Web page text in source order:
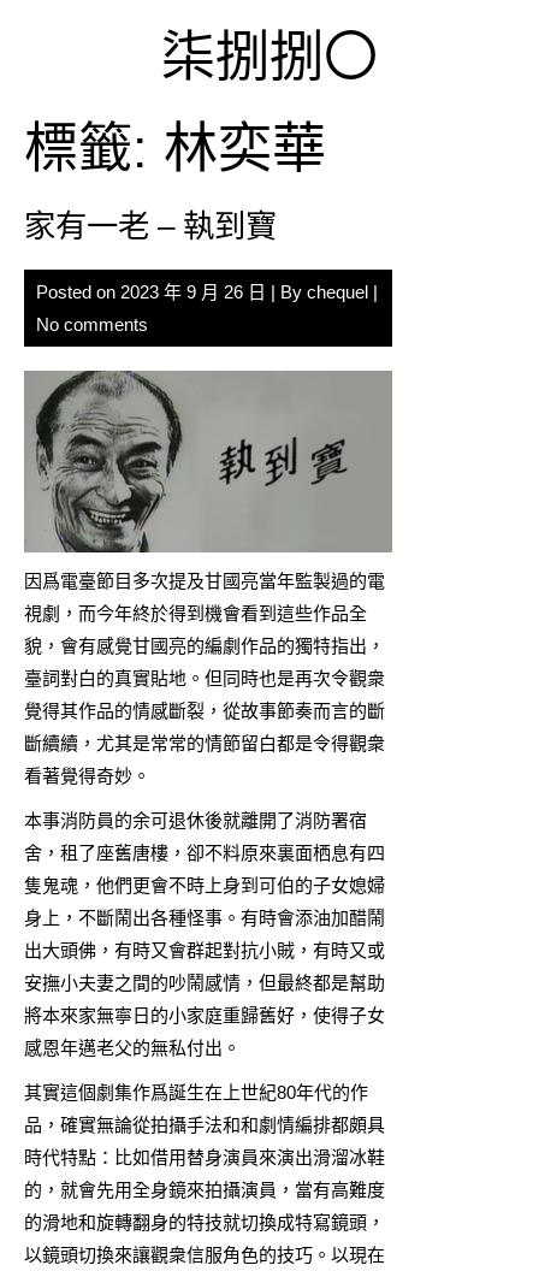
柒捌捌〇
標籤: 林奕華
家有一老 – 執到寶
Posted on 2023 年 9 月 26 日 | By chequel |
No comments
因爲電臺節目多次提及甘國亮當年監製過的電
視劇，而今年終於得到機會看到這些作品全
貌，會有感覺甘國亮的編劇作品的獨特指出，
臺詞對白的真實貼地。但同時也是再次令觀衆
覺得其作品的情感斷裂，從故事節奏而言的斷
斷續續，尤其是常常的情節留白都是令得觀衆
看著覺得奇妙。
本事消防員的余可退休後就離開了消防署宿
舍，租了座舊唐樓，卻不料原來裏面栖息有四
隻鬼魂，他們更會不時上身到可伯的子女媳婦
身上，不斷鬧出各種怪事。有時會添油加醋鬧
出大頭佛，有時又會群起對抗小賊，有時又或
安撫小夫妻之間的吵鬧感情，但最終都是幫助
將本來家無寧日的小家庭重歸舊好，使得子女
感恩年邁老父的無私付出。
其實這個劇集作爲誕生在上世紀80年代的作
品，確實無論從拍攝手法和和劇情編排都頗具
時代特點：比如借用替身演員來演出滑溜冰鞋
的，就會先用全身鏡來拍攝演員，當有高難度
的滑地和旋轉翻身的特技就切換成特寫鏡頭，
以鏡頭切換來讓觀衆信服角色的技巧。以現在